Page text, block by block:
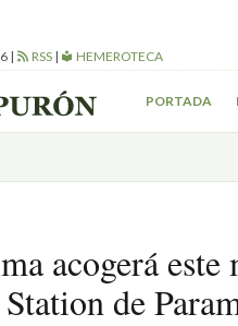
| RSS | HEMEROTECA
PORTADA
acogerá
de